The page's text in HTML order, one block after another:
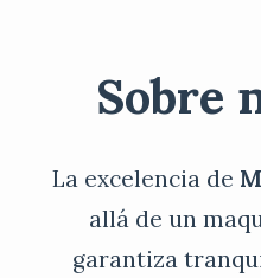
Sobre
La excelencia de
allá de un
garantiza